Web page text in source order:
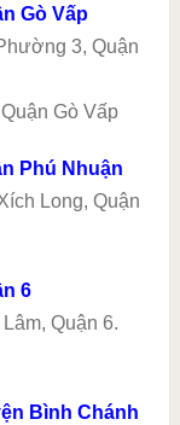
Gò Vấp
3, Quận
Gò Vấp
Phú Nhuận
Long, Quận
6
Quận 6.
Bình Chánh